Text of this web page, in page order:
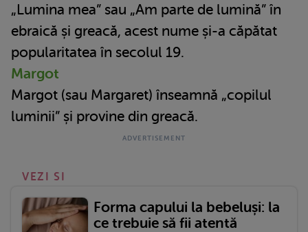
„Lumina mea” sau „Am parte de lumină” în
ebraică și greacă, acest nume și-a căpătat
popularitatea în secolul 19.
Margot
Margot (sau Margaret) înseamnă „copilul
luminii” și provine din greacă.
VEZI SI
Forma capului la bebeluși: la
ce trebuie să fii atentă